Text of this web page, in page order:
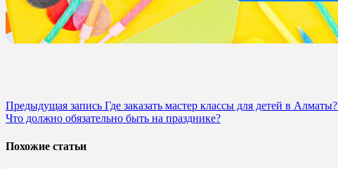
Предыдущая запись Где заказать мастер классы для детей в Алматы?
Что должно обязательно быть на празднике?
Похожие статьи